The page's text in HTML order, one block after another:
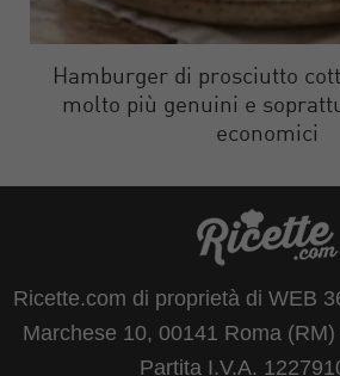
Hamburger di prosciutto
molto più genuini e
economici
Ricette.com di proprietà di WEB
Marchese 10, 00141 Roma
Partita I.V.A.